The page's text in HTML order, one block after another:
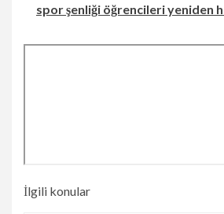
spor şenliği öğrencileri yeniden
İlgili konular